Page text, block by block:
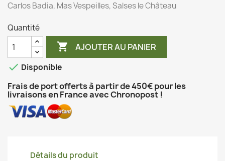
Carlos Badia, Mas Vespeilles, Salses le Château
Quantité
 AJOUTER AU PANIER
 Disponible
Frais de port offerts à partir de 450€ pour les
livraisons en France avec Chronopost !
Détails du produit